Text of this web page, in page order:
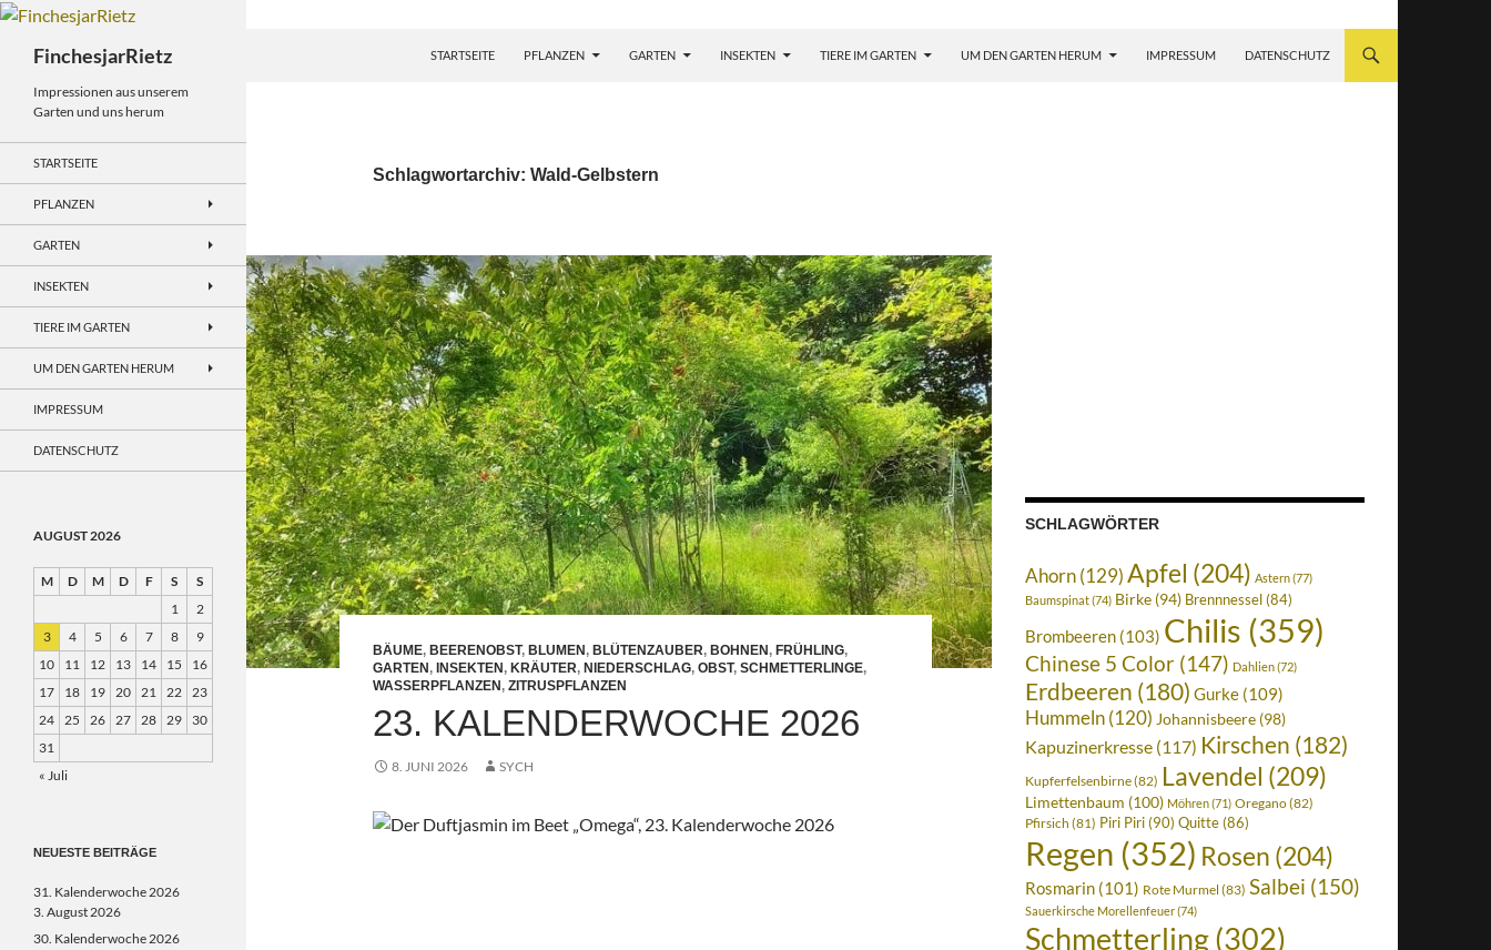
Zum
springenFinchesjarRietz STARTSEITE PFLANZEN GARTEN INSEKTEN TIERE IM GARTEN UM DEN GARTEN HERUM IMPRESSUM DATENSCHUTZ
Schlagwortarchiv: Wald-Gelbstern
BÄUME, BEERENOBST, BLUMEN , BLÜTENZAUBER, BOHNEN , FRÜHLING,
GARTEN , INSEKTEN , KRÄUTER, NIEDERSCHLAG, OBST, SCHMETTERLINGE,
WASSERPFLANZEN , ZITRUSPFLANZEN
23. KALENDERWOCHE 2026
8. JUNI 2026 SYCH
SCHLAGWÖRTER
Ahorn(129)Apfel (204) Astern(77)
Baumspinat(74) Birke (94) Brennnessel (84)
Brombeeren (103) Chilis (359)
Chinese 5 Color (147) Dahlien(72)
Erdbeeren (180) Gurke (109)
Hummeln (120) Johannisbeere (98)
Kapuzinerkresse (117) Kirschen (182)
Kupferfelsenbirne(82) Lavendel (209)
Limettenbaum (100) Möhren(71) Oregano(82)
Pfirsich (81) Piri Piri(90) Quitte(86)
Regen (352) Rosen (204)
Rosmarin (101) Rote Murmel (83) Salbei (150)
Sauerkirsche Morellenfeuer(74)
Schmetterling(302)
Impressionen aus unserem
Garten und uns herum
STARTSEITE
PFLANZEN
GARTEN
INSEKTEN
TIERE IM GARTEN
UM DEN GARTEN HERUM
IMPRESSUM
DATENSCHUTZ
AUGUST 2026
M D M D F S
S
1
2
3
4 5 6 7 8
9
10
11 12 13 14 15
16
17
18 19 20 21 22
23
24
25 26 27 28 29
30
31
« Juli
NEUESTE BEITRÄGE
31. Kalenderwoche 2026
3. August 2026
30. Kalenderwoche 2026